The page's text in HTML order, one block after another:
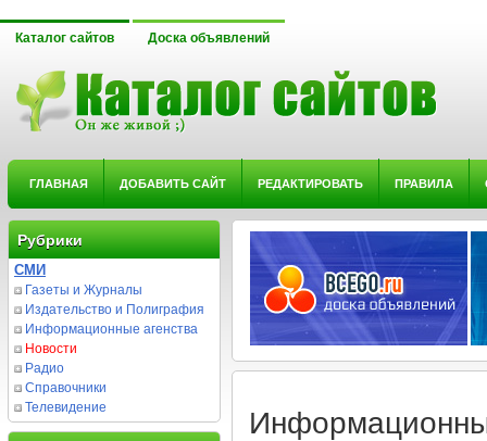
Каталог сайтов Доска объявлений
ГЛАВНАЯ ДОБАВИТЬ САЙТ РЕДАКТИРОВАТЬ ПРАВИЛА
Рубрики
СМИ
Газеты и Журналы
Издательство и Полиграфия
Информационные агенства
Новости
Радио
Справочники
Телевидение